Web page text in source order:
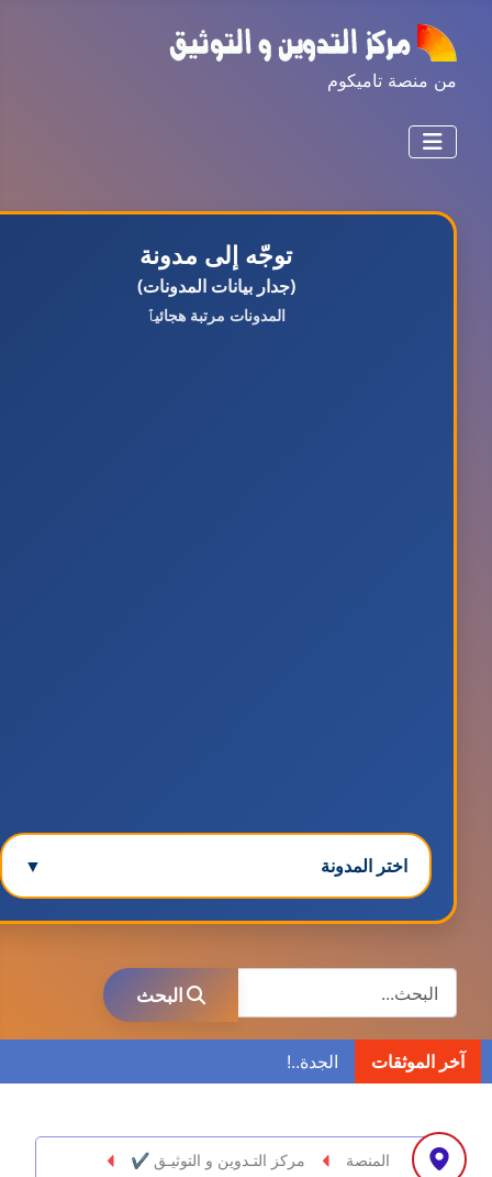
من منصة تاميكوم
توجّه إلى مدونة
(جدار بيانات المدونات)
المدونات مرتبة هجائيٱ
اختر المدونة ▼
مدونة ابراهيم البراعم
عاملة
عاملة
البحث
البحث
آخر الموثقات
المنصة
مركز التـدوين و التوثيـق ✔